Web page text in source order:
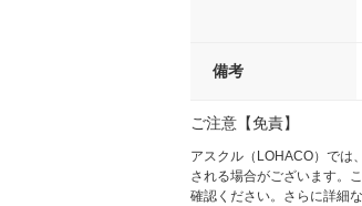
備考
ご注意【免責】
アスクル（LOHACO）では
される場合がございます。
確認ください。さらに詳細